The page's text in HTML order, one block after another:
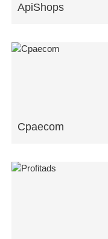
ApiShops
Cpaecom